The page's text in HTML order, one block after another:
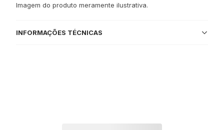
Imagem do produto meramente ilustrativa.
INFORMAÇÕES TÉCNICAS